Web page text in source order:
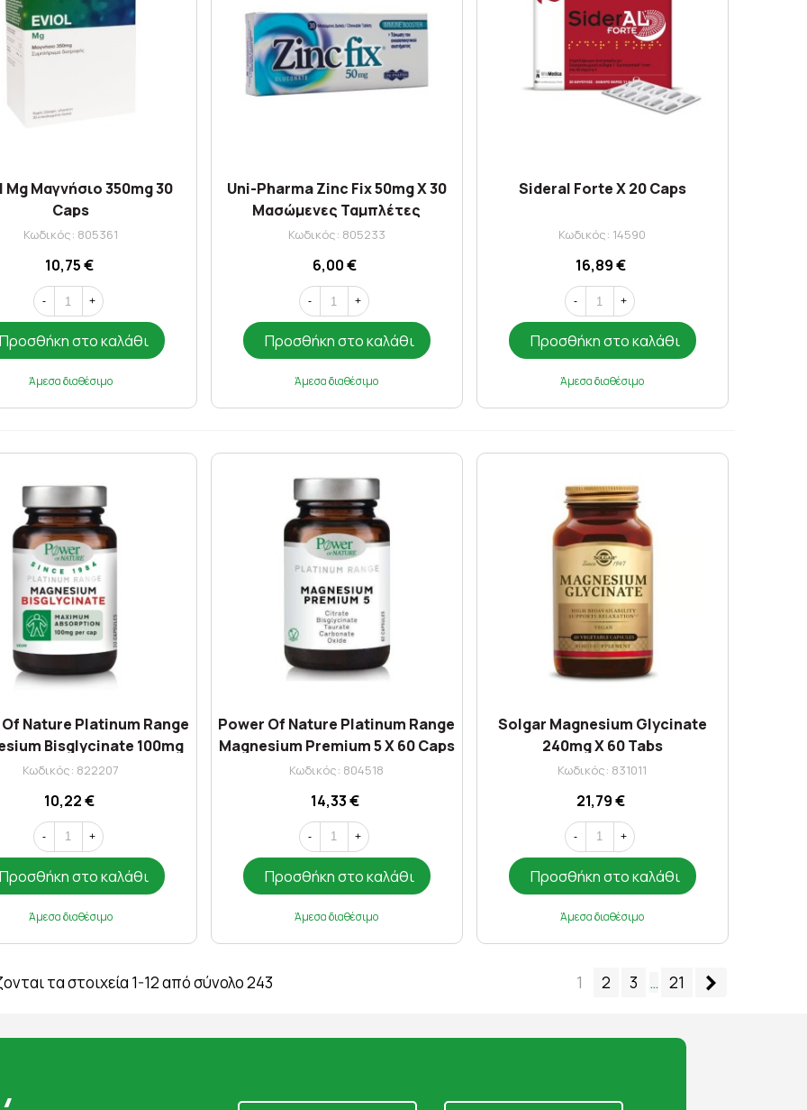
Mg Μαγνήσιο 350mg 30
Caps
Κωδικός: 805361
10,75 €
- +
Προσθήκη στο καλάθι
Άμεσα διαθέσιμο
Uni-Pharma Zinc Fix 50mg X 30
Μασώμενες Ταμπλέτες
Κωδικός: 805233
6,00 €
- +
Προσθήκη στο καλάθι
Άμεσα διαθέσιμο
Sideral Forte X 20 Caps
Κωδικός: 14590
16,89 €
- +
Προσθήκη στο καλάθι
Άμεσα διαθέσιμο
Nature Platinum Range
Bisglycinate 100mg
30 Caps
Κωδικός: 822207
10,22 €
- +
Προσθήκη στο καλάθι
Άμεσα διαθέσιμο
Power Of Nature Platinum Range
Magnesium Premium 5 X 60 Caps
Κωδικός: 804518
14,33 €
- +
Προσθήκη στο καλάθι
Άμεσα διαθέσιμο
Solgar Magnesium Glycinate
240mg X 60 Tabs
Κωδικός: 831011
21,79 €
- +
Προσθήκη στο καλάθι
Άμεσα διαθέσιμο
τα στοιχεία 1-12 από σύνολο 243 1 2 3 … 21